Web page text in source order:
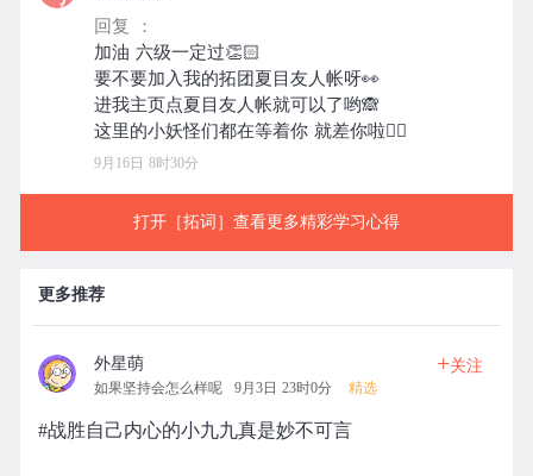
回复 ：
加油 六级一定过👏🏻
要不要加入我的拓团夏目友人帐呀👀
进我主页点夏目友人帐就可以了哟🙈
9月16日 8时30分
打开［拓词］查看更多精彩学习心得
更多推荐
外星萌
如果坚持会怎么样呢 9月3日 23时0分 精选
+关注
#战胜自己内心的小九九真是妙不可言